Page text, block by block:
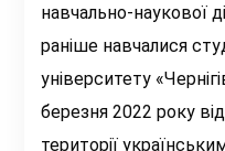
навчально-наукової
раніше навчалися
університету
березня 2022 року
території